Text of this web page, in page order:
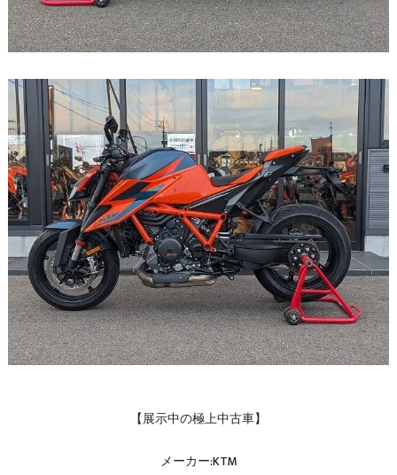
【展示中の極上中古車】
メーカー:KTM